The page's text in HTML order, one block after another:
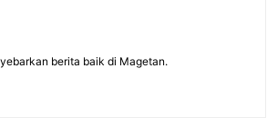
berita baik di Magetan.